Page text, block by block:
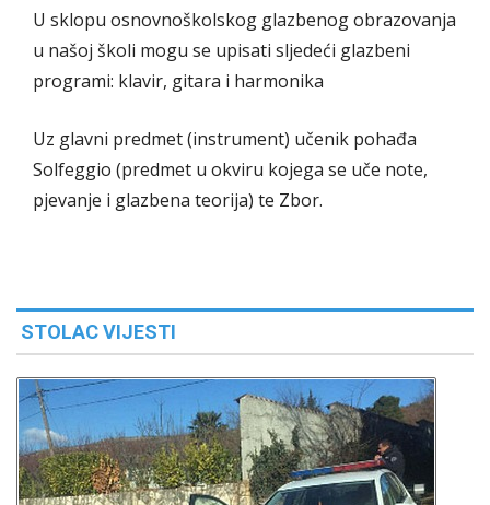
U sklopu osnovnoškolskog glazbenog obrazovanja
u našoj školi mogu se upisati sljedeći glazbeni
programi: klavir, gitara i harmonika
Uz glavni predmet (instrument) učenik pohađa
Solfeggio (predmet u okviru kojega se uče note,
pjevanje i glazbena teorija) te Zbor.
STOLAC VIJESTI